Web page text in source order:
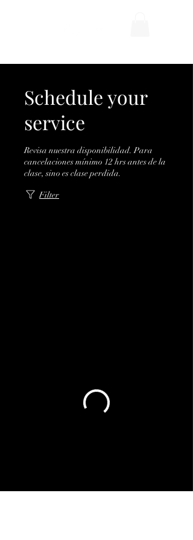
Schedule your
service
Revisa nuestra disponibilidad. Para
cancelaciones mínimo 12 hrs antes de la
clase, sino es clase perdida.
Filter